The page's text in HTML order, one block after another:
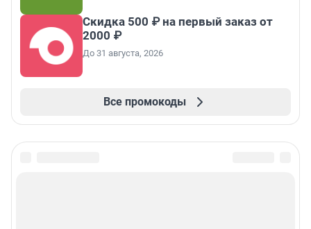
Скидка 500 ₽ на первый заказ от
2000 ₽
До 31 августа, 2026
Все промокоды